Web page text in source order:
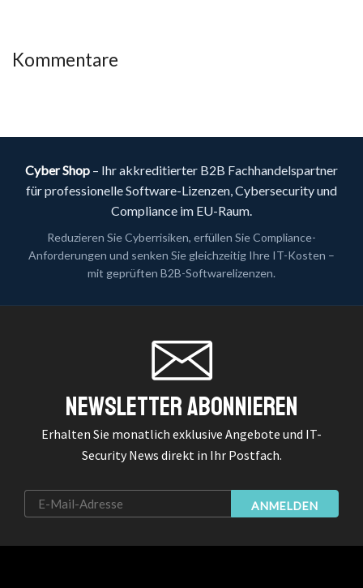
Kommentare
Cyber Shop – Ihr akkreditierter B2B Fachhandelspartner
für professionelle Software-Lizenzen, Cybersecurity und
Compliance im EU-Raum.
Reduzieren Sie Cyberrisiken, erfüllen Sie Compliance-
Anforderungen und senken Sie gleichzeitig Ihre IT-Kosten –
mit geprüften B2B-Softwarelizenzen.
Newsletter Abonnieren
Erhalten Sie monatlich exklusive Angebote und IT-
Security News direkt in Ihr Postfach.
ANMELDEN